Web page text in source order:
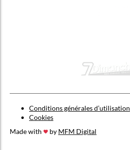
Conditions générales d’utilisation
Cookies
Made with
by MFM Digital